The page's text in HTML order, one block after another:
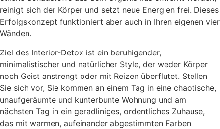
reinigt sich der Körper und setzt neue Energien frei. Dieses
Erfolgskonzept funktioniert aber auch in Ihren eigenen vier
Wänden.
Ziel des Interior-Detox ist ein beruhigender,
minimalistischer und natürlicher Style, der weder Körper
noch Geist anstrengt oder mit Reizen überflutet. Stellen
Sie sich vor, Sie kommen an einem Tag in eine chaotische,
unaufgeräumte und kunterbunte Wohnung und am
nächsten Tag in ein geradliniges, ordentliches Zuhause,
das mit warmen, aufeinander abgestimmten Farben